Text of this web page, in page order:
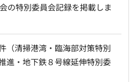
の特別委員会記録を掲載しま
（清掃港湾・臨海部対策特別
進・地下鉄８号線延伸特別委